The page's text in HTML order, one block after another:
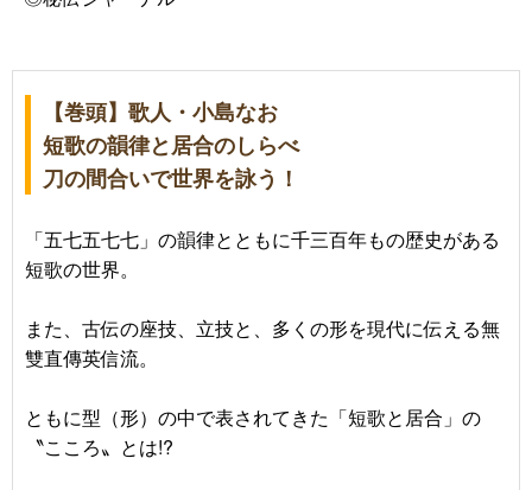
【巻頭】歌人・小島なお
短歌の韻律と居合のしらべ
刀の間合いで世界を詠う！
「五七五七七」の韻律とともに千三百年もの歴史がある
短歌の世界。
また、古伝の座技、立技と、多くの形を現代に伝える無
雙直傳英信流。
ともに型（形）の中で表されてきた「短歌と居合」の
〝こころ〟とは!?